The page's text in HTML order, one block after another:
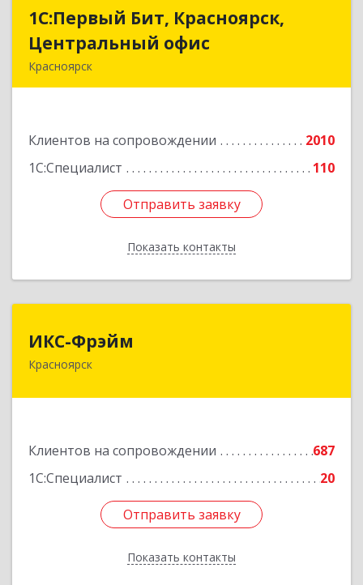
1С:Первый Бит, Красноярск,
Центральный офис
Красноярск
Клиентов на сопровождении
2010
1С:Специалист
110
Отправить заявку
Показать контакты
1С:Первый Бит, Красноярск,
Центральный офис
Подробнее
Отправить заявку
Назад
ИКС-Фрэйм
Красноярск
Клиентов на сопровождении
687
1С:Специалист
20
Отправить заявку
Показать контакты
660077, Красноярский край, Красноярск г,
Отправить заявку
Назад